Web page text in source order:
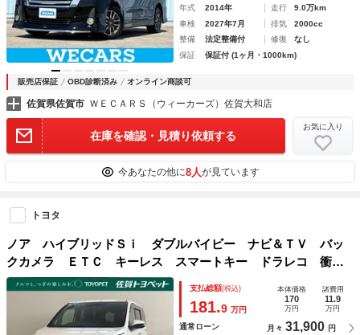
年式 2014年 走行
9.0万km
車検
2027年7月 排気
2000cc
整備
法定整備付 修復
なし
保証
保証付 (1ヶ月・1000km)
販売店保証 OBD診断済み オンライン商談可
佐賀県佐賀市 ＷＥＣＡＲＳ（ウィーカーズ）佐賀大和店
在庫を確認・見積り依頼する
お気に入り
今あなたの他に8人が見ています
トヨタ
ノア ハイブリッドＳｉ ダブルバイビー ナビ＆ＴＶ バッ
クカメラ ＥＴＣ キーレス スマートキー ドラレコ 衝突
被害軽減システム オートクルーズコントロール 両側電動ス
ライド ３列シート フル装備 ハイブリッド
支払総額(税込)
181.9 万円
本体価格
170
万円
諸費用
11.9
万円
通常ローン 月々 31,900 円